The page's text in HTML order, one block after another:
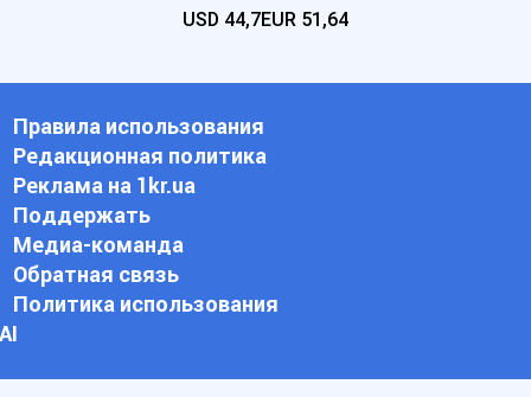
USD 44,7EUR 51,64
Правила использования
Редакционная политика
Реклама на 1kr.ua
Поддержать
Медиа-команда
Обратная связь
Политика использования
АI